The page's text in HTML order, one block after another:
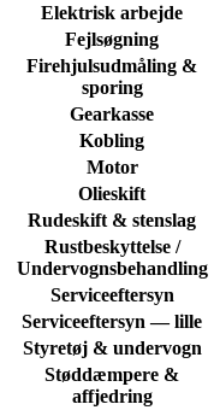
Elektrisk arbejde
Fejlsøgning
Firehjulsudmåling &
sporing
Gearkasse
Kobling
Motor
Olieskift
Rudeskift & stenslag
Rustbeskyttelse /
Undervognsbehandling
Serviceeftersyn
Serviceeftersyn — lille
Styretøj & undervogn
Støddæmpere &
affjedring